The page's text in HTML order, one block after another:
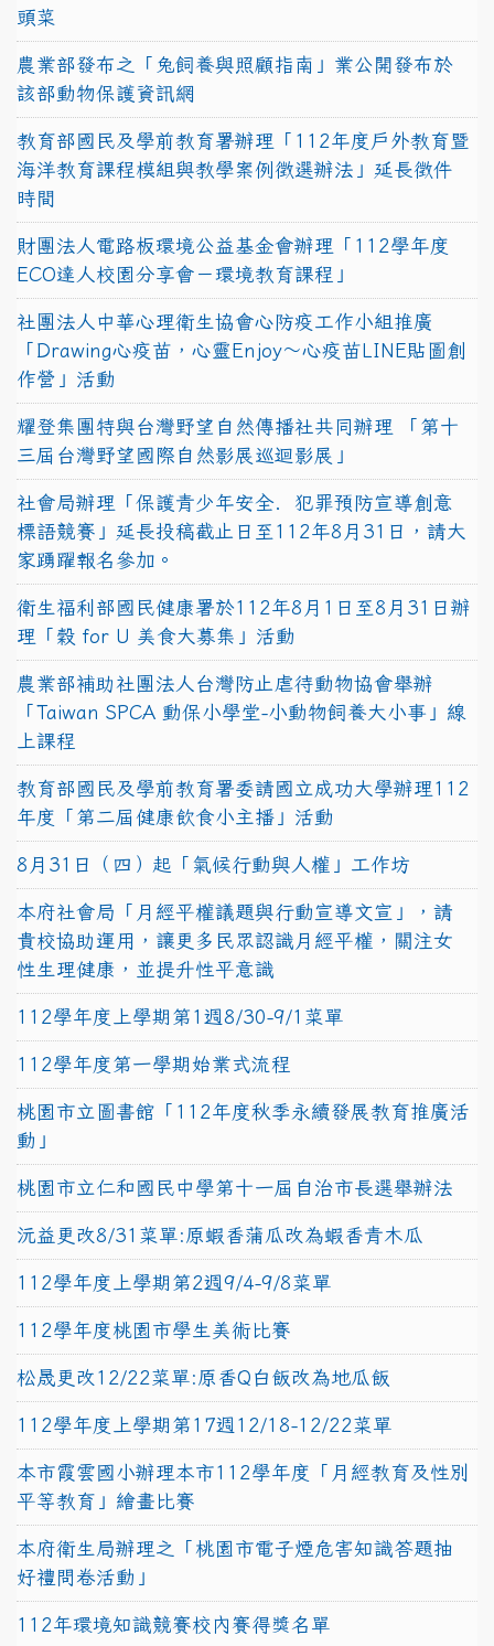
頭菜
農業部發布之「兔飼養與照顧指南」業公開發布於
該部動物保護資訊網
教育部國民及學前教育署辦理「112年度戶外教育暨
海洋教育課程模組與教學案例徵選辦法」延長徵件
時間
財團法人電路板環境公益基金會辦理「112學年度
ECO達人校園分享會－環境教育課程」
社團法人中華心理衛生協會心防疫工作小組推廣
「Drawing心疫苗，心靈Enjoy〜心疫苗LINE貼圖創
作營」活動
耀登集團特與台灣野望自然傳播社共同辦理 「第十
三屆台灣野望國際自然影展巡迴影展」
社會局辦理「保護青少年安全．犯罪預防宣導創意
標語競賽」延長投稿截止日至112年8月31日，請大
家踴躍報名參加。
衛生福利部國民健康署於112年8月1日至8月31日辦
理「穀 for U 美食大募集」活動
農業部補助社團法人台灣防止虐待動物協會舉辦
「Taiwan SPCA 動保小學堂-小動物飼養大小事」線
上課程
教育部國民及學前教育署委請國立成功大學辦理112
年度「第二屆健康飲食小主播」活動
8月31日（四）起「氣候行動與人權」工作坊
本府社會局「月經平權議題與行動宣導文宣」，請
貴校協助運用，讓更多民眾認識月經平權，關注女
性生理健康，並提升性平意識
112學年度上學期第1週8/30-9/1菜單
112學年度第一學期始業式流程
桃園市立圖書館「112年度秋季永續發展教育推廣活
動」
桃園市立仁和國民中學第十一屆自治市長選舉辦法
沅益更改8/31菜單:原蝦香蒲瓜改為蝦香青木瓜
112學年度上學期第2週9/4-9/8菜單
112學年度桃園市學生美術比賽
松晟更改12/22菜單:原香Q白飯改為地瓜飯
112學年度上學期第17週12/18-12/22菜單
本市霞雲國小辦理本市112學年度「月經教育及性別
平等教育」繪畫比賽
本府衛生局辦理之「桃園市電子煙危害知識答題抽
好禮問卷活動」
112年環境知識競賽校內賽得獎名單